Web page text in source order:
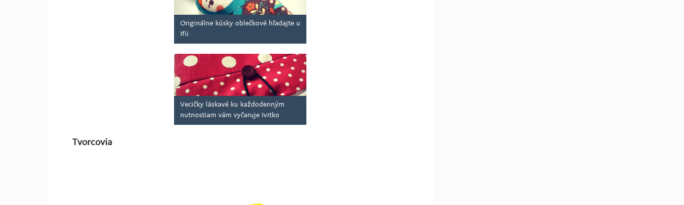
Originálne kúsky oblečkové hľadajte u
Ifii
Vecičky láskavé ku každodenným
nutnostiam vám vyčaruje Ivitko
Tvorcovia